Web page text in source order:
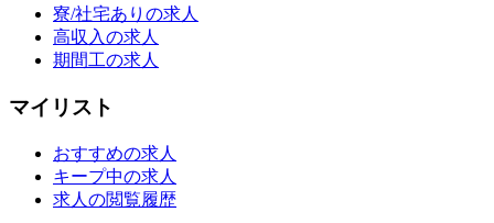
寮/社宅ありの求人
高収入の求人
期間工の求人
マイリスト
おすすめの求人
キープ中の求人
求人の閲覧履歴